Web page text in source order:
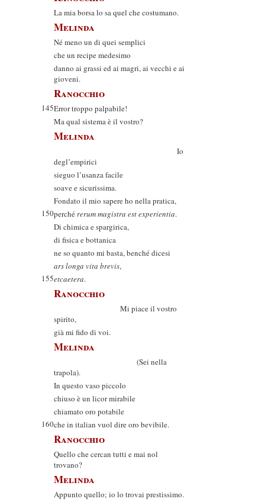
La mia borsa lo sa quel che costumano.
Melinda
Né meno un di quei semplici
che un recipe medesimo
danno ai grassi ed ai magri, ai vecchi e ai
gioveni.
Ranocchio
145Error troppo palpabile!
Ma qual sistema è il vostro?
Melinda
Io
degl’empirici
sieguo l’usanza facile
soave e sicurissima.
Fondato il mio sapere ho nella pratica,
150perchérerum magistra est experientia.
Di chimica e spargirica,
di fisica e bottanica
ne so quanto mi basta, benché dicesi
ars longa vita brevis,
155etcaetera.
Ranocchio
Mi piace il vostro
spirito,
già mi fido di voi.
Melinda
(Sei nella
trapola).
In questo vaso piccolo
chiuso è un licor mirabile
chiamato oro potabile
160che in italian vuol dire oro bevibile.
Ranocchio
Quello che cercan tutti e mai nol
trovano?
Melinda
Appunto quello; io lo trovai prestissimo.